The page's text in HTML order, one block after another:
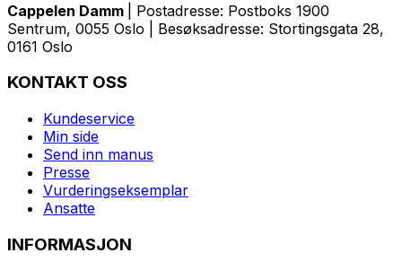
Cappelen Damm
| Postadresse: Postboks 1900
Sentrum, 0055 Oslo | Besøksadresse: Stortingsgata 28,
0161 Oslo
KONTAKT OSS
Kundeservice
Min side
Send inn manus
Presse
Vurderingseksemplar
Ansatte
INFORMASJON